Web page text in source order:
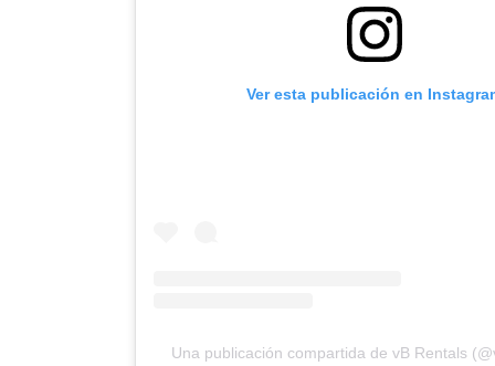
Ver esta publicación en
Una publicación compartida de vB Rentals